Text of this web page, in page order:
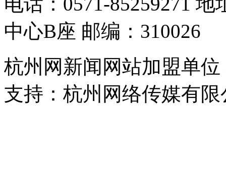
中心B座 邮编：310026
杭州网新闻网站加盟单
支持：杭州网络传媒有限